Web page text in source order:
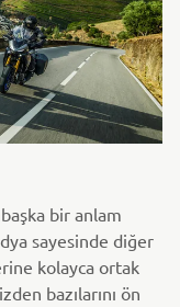
bir anlam
sayesinde diğer
kolayca ortak
bazılarını ön